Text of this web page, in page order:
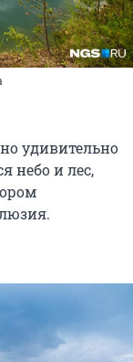
удивительно
небо и лес,